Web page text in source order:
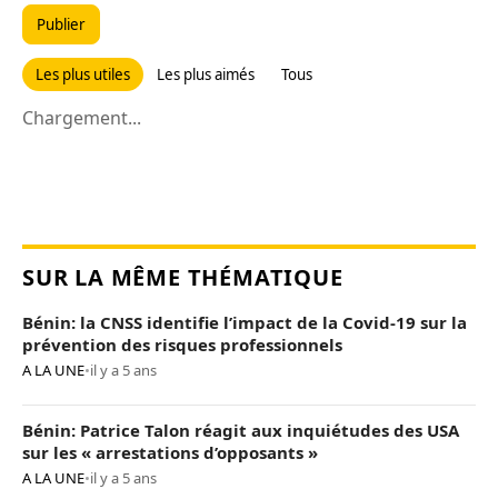
Publier
Les plus utiles Les plus aimés Tous
Chargement...
SUR LA MÊME THÉMATIQUE
Bénin: la CNSS identifie l’impact de la Covid-19 sur la
prévention des risques professionnels
A LA UNE•il y a 5 ans
Bénin: Patrice Talon réagit aux inquiétudes des USA
sur les « arrestations d’opposants »
A LA UNE•il y a 5 ans